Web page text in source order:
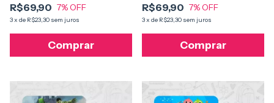
R$69,90 7% OFF
3x de R$23,30 sem juros
Comprar
R$69,90 7% OFF
3x de R$23,30 sem juros
Comprar